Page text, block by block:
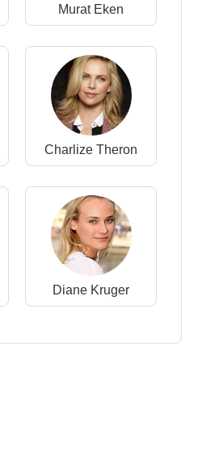
Murat Eken
Charlize Theron
Diane Kruger